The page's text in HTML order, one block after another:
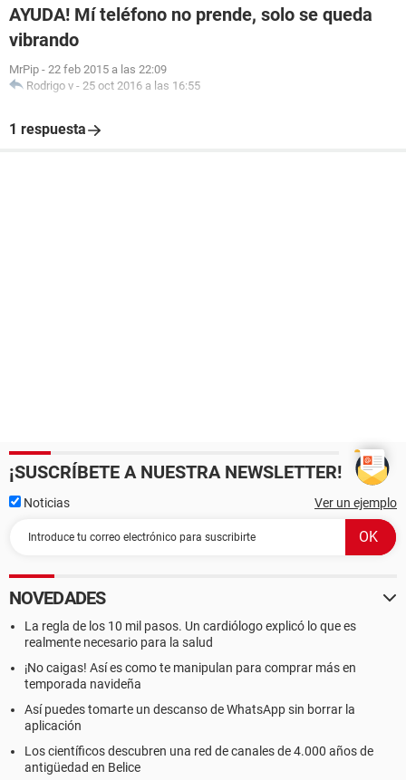
AYUDA! Mí teléfono no prende, solo se queda
vibrando
MrPip - 22 feb 2015 a las 22:09
Rodrigo v - 25 oct 2016 a las 16:55
1 respuesta
¡SUSCRÍBETE A NUESTRA NEWSLETTER!
Noticias Ver un ejemplo
NOVEDADES
La regla de los 10 mil pasos. Un cardiólogo explicó lo que es
realmente necesario para la salud
¡No caigas! Así es como te manipulan para comprar más en
temporada navideña
Así puedes tomarte un descanso de WhatsApp sin borrar la
aplicación
Los científicos descubren una red de canales de 4.000 años de
antigüedad en Belice